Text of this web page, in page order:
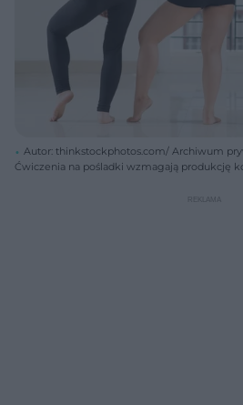
Autor: thinkstockphotos.com/ Archiwum
Ćwiczenia na pośladki wzmagają produkcję